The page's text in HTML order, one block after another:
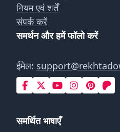
नियम एवं शर्तें
संपर्क करें
समर्थन और हमें फॉलो करें
ईमेल:
समर्थित भाषाएँ